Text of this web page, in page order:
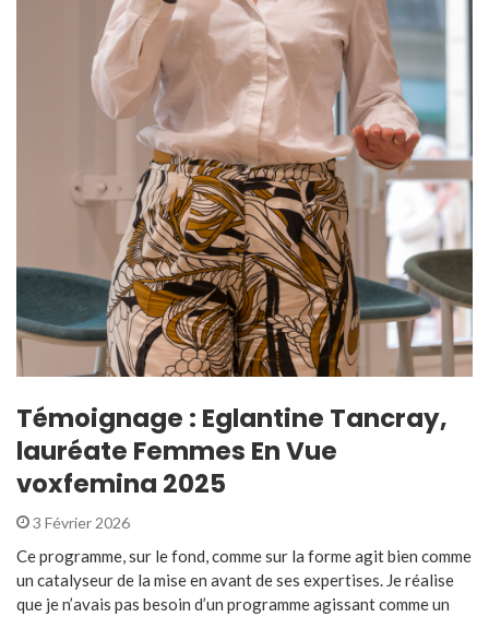
Témoignage : Eglantine Tancray,
lauréate Femmes En Vue
voxfemina 2025
3 Février 2026
Ce programme, sur le fond, comme sur la forme agit bien comme
un catalyseur de la mise en avant de ses expertises. Je réalise
que je n’avais pas besoin d’un programme agissant comme un